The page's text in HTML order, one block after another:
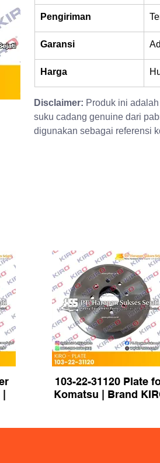
Pengiriman
Garansi
Harga
Disclaimer: Produk ini
suku cadang genuine dari
digunakan sebagai referensi
103-22-31120 Plate
Komatsu | Brand